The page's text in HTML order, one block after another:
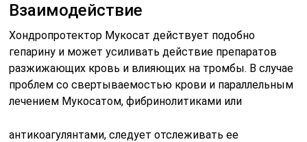
Взаимодействие
Хондропротектор Мукосат действует подобно
гепарину и может усиливать действие препаратов
разжижающих кровь и влияющих на тромбы. В случае
проблем со свертываемостью крови и параллельным
лечением Мукосатом, фибринолитиками или
антикоагулянтами, следует отслеживать ее